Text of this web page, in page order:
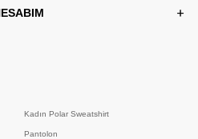
Kadın Polar Sweatshirt
Pantolon